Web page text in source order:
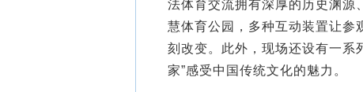
法体育交流拥有深厚的历史渊源
慧体育公园，多种互动装置让参
刻改变。此外，现场还设有一系
家”感受中国传统文化的魅力。